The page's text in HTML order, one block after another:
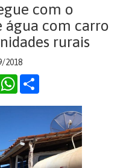
com o
água com carro
rurais
2018
WhatsApp